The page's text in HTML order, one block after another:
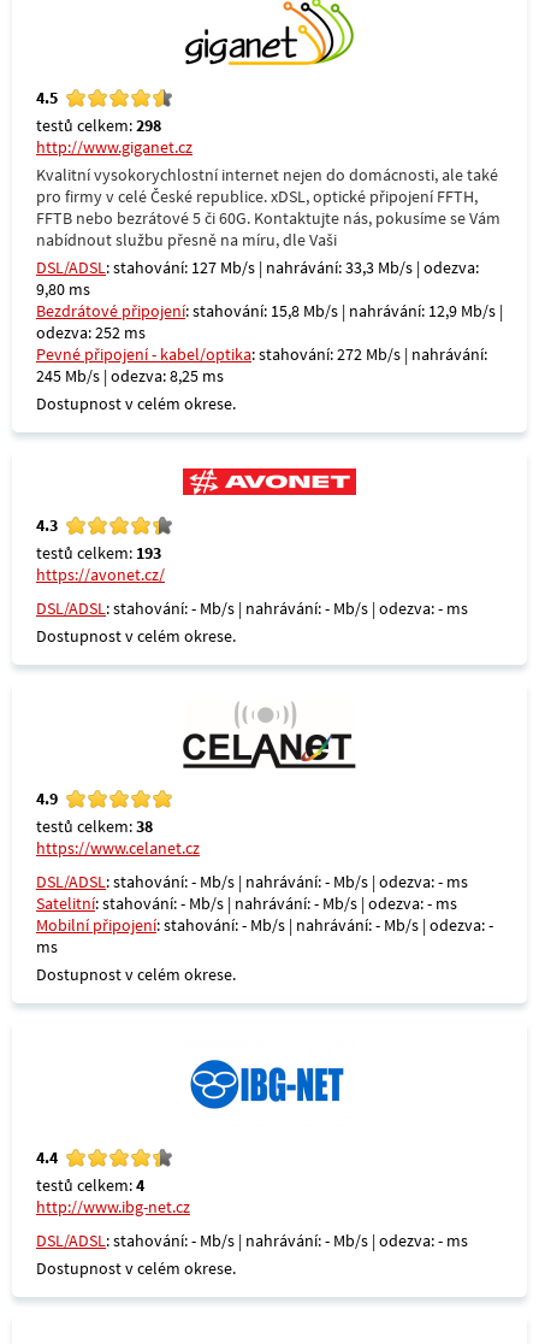
4.5
testů celkem:298
http://www.giganet.cz
Kvalitní vysokorychlostní internet nejen do domácnosti, ale také
pro firmy v celé České republice. xDSL, optické připojení FFTH,
FFTB nebo bezrátové 5 či 60G. Kontaktujte nás, pokusíme se Vám
nabídnout službu přesně na míru, dle Vaši
DSL/ADSL: stahování: 127 Mb/s | nahrávání: 33,3 Mb/s | odezva:
9,80 ms
Bezdrátové připojení: stahování: 15,8 Mb/s | nahrávání: 12,9 Mb/s |
odezva: 252 ms
Pevné připojení - kabel/optika: stahování: 272 Mb/s | nahrávání:
245 Mb/s | odezva: 8,25 ms
Dostupnost v celém okrese.
4.3
testů celkem: 193
https://avonet.cz/
DSL/ADSL: stahování: - Mb/s | nahrávání: - Mb/s | odezva: - ms
Dostupnost v celém okrese.
4.9
testů celkem:38
https://www.celanet.cz
DSL/ADSL: stahování: - Mb/s | nahrávání: - Mb/s | odezva: - ms
Satelitní: stahování: - Mb/s | nahrávání: - Mb/s | odezva: - ms
Mobilní připojení: stahování: - Mb/s | nahrávání: - Mb/s | odezva: -
ms
Dostupnost v celém okrese.
4.4
testů celkem:4
http://www.ibg-net.cz
DSL/ADSL: stahování: - Mb/s | nahrávání: - Mb/s | odezva: - ms
Dostupnost v celém okrese.